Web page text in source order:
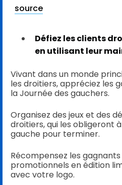
source
Défiez les clients
en utilisant leur
Vivant dans un monde
les droitiers, appréciez les
la Journée des gauchers.
Organisez des jeux et des
droitiers, qui les obligeront
gauche pour terminer.
Récompensez les
promotionnels en édition
avec votre logo.